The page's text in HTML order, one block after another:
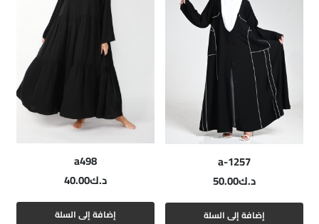
a-1257
د.ك50.00
إضافة إلى السلة
a498
د.ك40.00
إضافة إلى السلة